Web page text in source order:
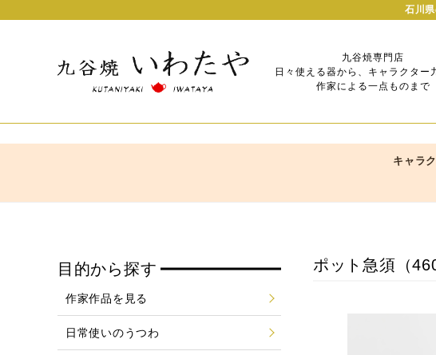
石川
九谷焼専門店
日々使える器から、キャラクター
作家による一点ものまで
キャラ
ポット急須（
目的から探す
作家作品を見る
日常使いのうつわ